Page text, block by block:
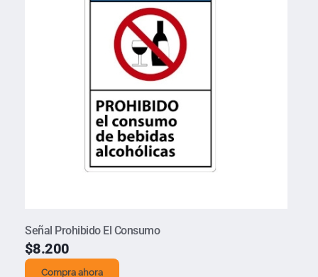
Señal Prohibido El Consumo
$8.200
Compra ahora